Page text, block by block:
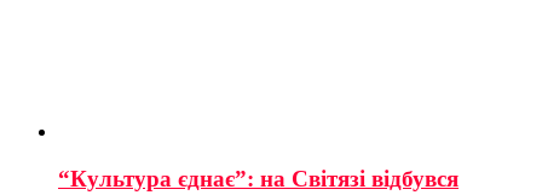
“Культура єднає”: на Світязі відбувся